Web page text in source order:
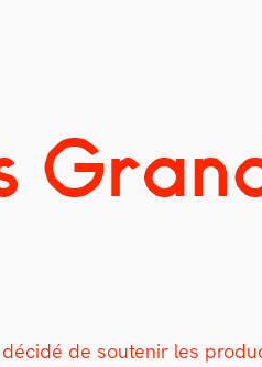
de soutenir les